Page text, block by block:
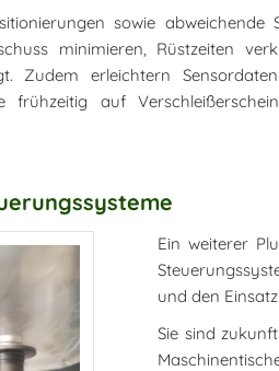
sowie
minimieren, Rüstzeiten
Zudem erleichtern
frühzeitig auf
Ein weiterer
und den
Sie sind